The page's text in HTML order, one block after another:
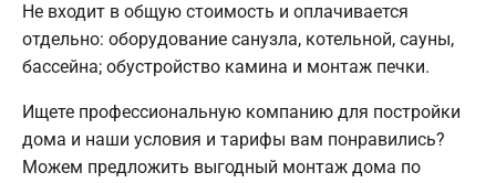
Не входит в общую стоимость и оплачивается
отдельно: оборудование санузла, котельной, сауны,
бассейна; обустройство камина и монтаж печки.
Ищете профессиональную компанию для постройки
дома и наши условия и тарифы вам понравились?
Можем предложить выгодный монтаж дома по